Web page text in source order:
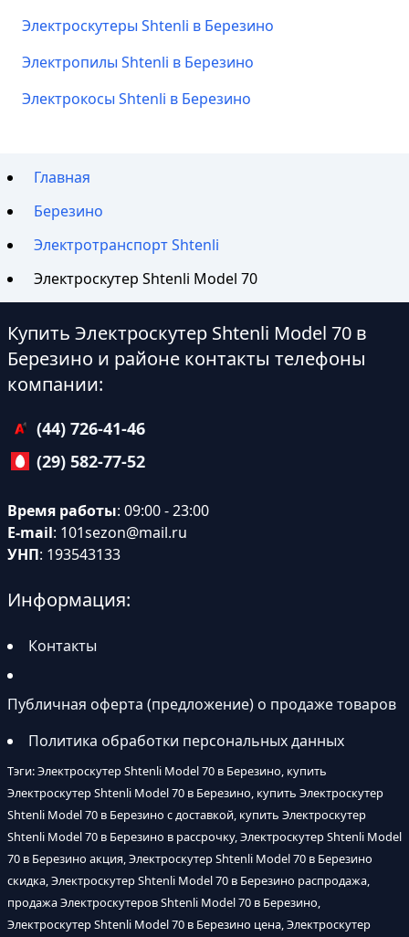
Электроскутеры Shtenli в Березино
Электропилы Shtenli в Березино
Электрокосы Shtenli в Березино
Главная
Березино
Электротранспорт Shtenli
Электроскутер Shtenli Model 70
Купить Электроскутер Shtenli Model 70 в
Березино и районе контакты телефоны
компании:
(44) 726-41-46
(29) 582-77-52
Время работы: 09:00 - 23:00
E-mail: 101sezon@mail.ru
УНП: 193543133
Информация:
Контакты
Публичная оферта (предложение) о продаже товаров
Политика обработки персональных данных
Тэги: Электроскутер Shtenli Model 70 в Березино, купить
Электроскутер Shtenli Model 70 в Березино, купить Электроскутер
Shtenli Model 70 в Березино с доставкой, купить Электроскутер
Shtenli Model 70 в Березино в рассрочку, Электроскутер Shtenli Model
70 в Березино акция, Электроскутер Shtenli Model 70 в Березино
скидка, Электроскутер Shtenli Model 70 в Березино распродажа,
продажа Электроскутеров Shtenli Model 70 в Березино,
Электроскутер Shtenli Model 70 в Березино цена, Электроскутер